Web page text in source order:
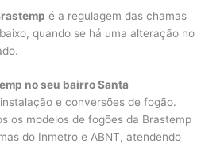
é a regulagem das chamas
quando se há uma alteração no
no seu bairro Santa
e conversões de fogão.
os modelos de fogões da Brastemp
do Inmetro e ABNT, atendendo